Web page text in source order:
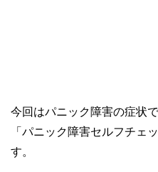
今回はパニック障害の症状
「パニック障害セルフチェ
す。